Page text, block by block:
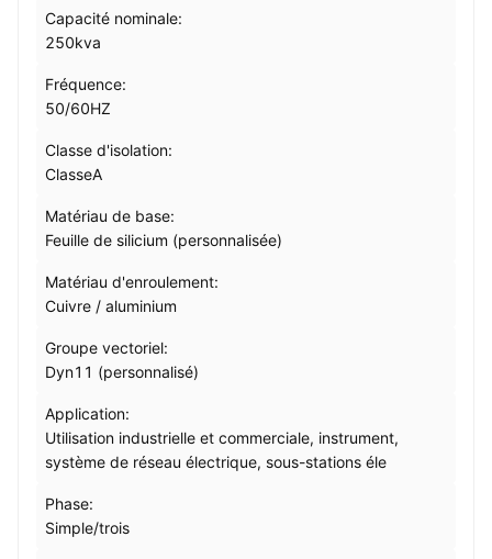
Capacité nominale:
250kva
Fréquence:
50/60HZ
Classe d'isolation:
ClasseA
Matériau de base:
Feuille de silicium (personnalisée)
Matériau d'enroulement:
Cuivre / aluminium
Groupe vectoriel:
Dyn11 (personnalisé)
Application:
Utilisation industrielle et commerciale, instrument,
système de réseau électrique, sous-stations éle
Phase:
Simple/trois